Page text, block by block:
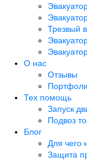
Трезвый
О нас
Отзывы
Тех помощь
Запуск
Подвоз
Блог
Для чего
Защита